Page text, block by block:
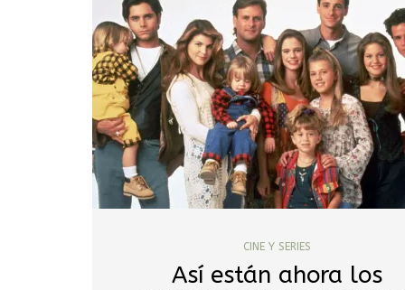
CINE Y SERIES
Así están ahora los